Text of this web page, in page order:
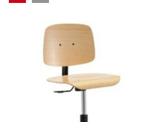
MES ACHATS
Mon Panier